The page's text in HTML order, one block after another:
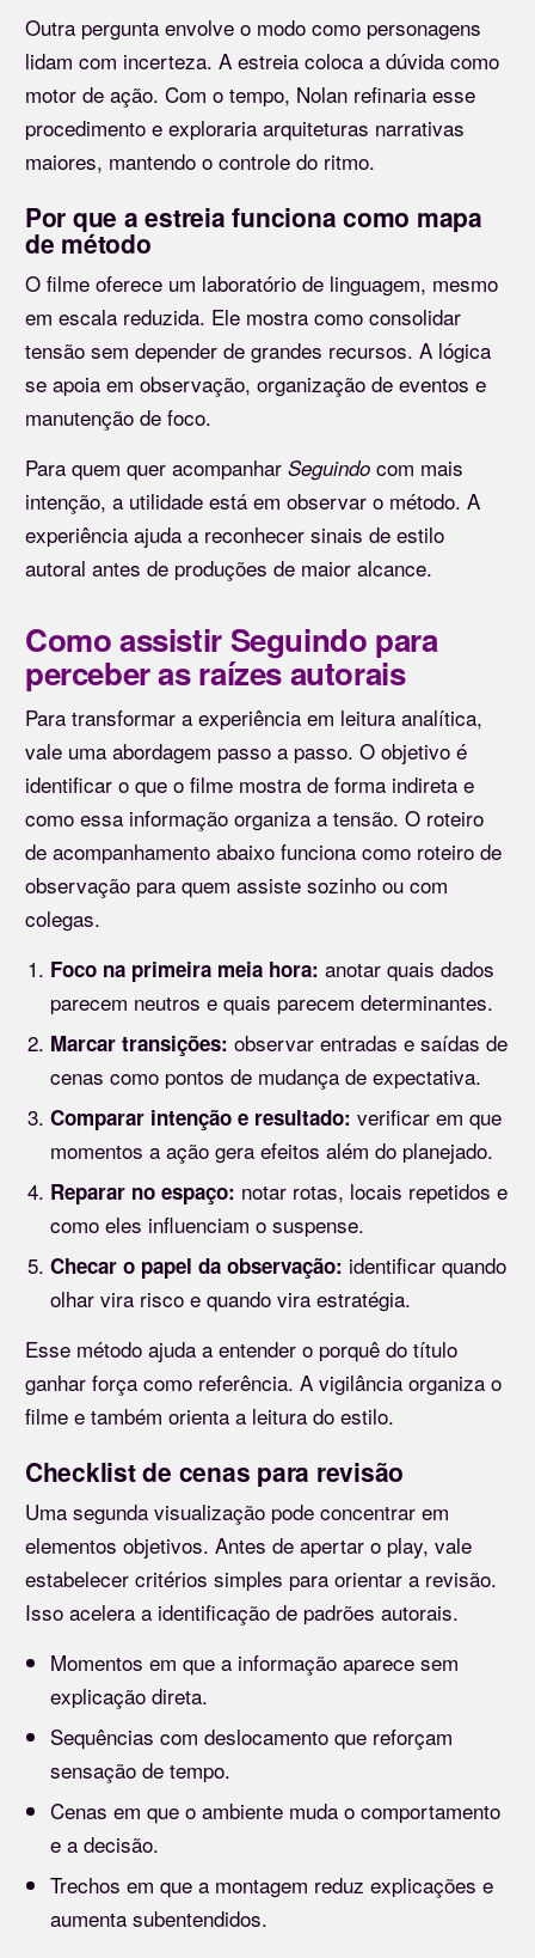
Outra pergunta envolve o modo como personagens
lidam com incerteza. A estreia coloca a dúvida como
motor de ação. Com o tempo, Nolan refinaria esse
procedimento e exploraria arquiteturas narrativas
maiores, mantendo o controle do ritmo.
Por que a estreia funciona como mapa
de método
O filme oferece um laboratório de linguagem, mesmo
em escala reduzida. Ele mostra como consolidar
tensão sem depender de grandes recursos. A lógica
se apoia em observação, organização de eventos e
manutenção de foco.
Para quem quer acompanhar Seguindo com mais
intenção, a utilidade está em observar o método. A
experiência ajuda a reconhecer sinais de estilo
autoral antes de produções de maior alcance.
Como assistir Seguindo para
perceber as raízes autorais
Para transformar a experiência em leitura analítica,
vale uma abordagem passo a passo. O objetivo é
identificar o que o filme mostra de forma indireta e
como essa informação organiza a tensão. O roteiro
de acompanhamento abaixo funciona como roteiro de
observação para quem assiste sozinho ou com
colegas.
Foco na primeira meia hora: anotar quais dados
parecem neutros e quais parecem determinantes.
Marcar transições: observar entradas e saídas de
cenas como pontos de mudança de expectativa.
Comparar intenção e resultado: verificar em que
momentos a ação gera efeitos além do planejado.
Reparar no espaço: notar rotas, locais repetidos e
como eles influenciam o suspense.
Checar o papel da observação: identificar quando
olhar vira risco e quando vira estratégia.
Esse método ajuda a entender o porquê do título
ganhar força como referência. A vigilância organiza o
filme e também orienta a leitura do estilo.
Checklist de cenas para revisão
Uma segunda visualização pode concentrar em
elementos objetivos. Antes de apertar o play, vale
estabelecer critérios simples para orientar a revisão.
Isso acelera a identificação de padrões autorais.
Momentos em que a informação aparece sem
explicação direta.
Sequências com deslocamento que reforçam
sensação de tempo.
Cenas em que o ambiente muda o comportamento
e a decisão.
Trechos em que a montagem reduz explicações e
aumenta subentendidos.